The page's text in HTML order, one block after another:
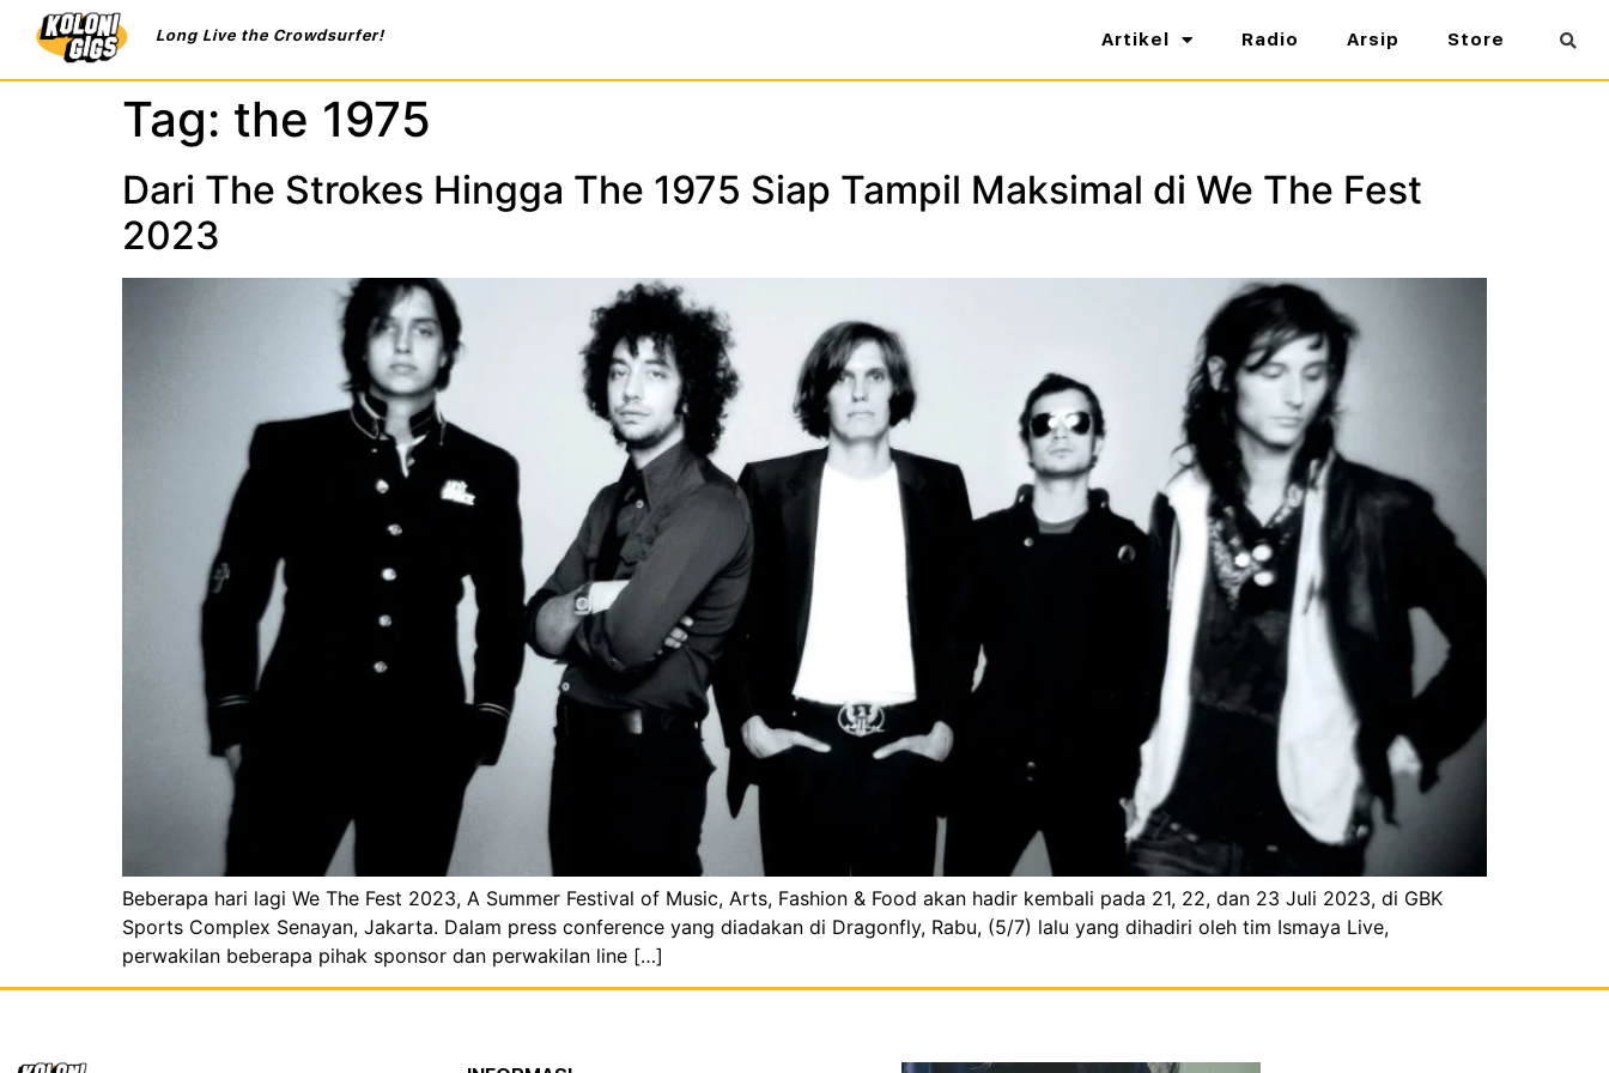
Long Live the Crowdsurfer! Artikel Radio Arsip Store
Tag: the 1975
Dari The Strokes Hingga The 1975 Siap Tampil Maksimal di We The Fest
2023
Beberapa hari lagi We The Fest 2023, A Summer Festival of Music, Arts, Fashion & Food akan hadir kembali pada 21, 22, dan 23 Juli 2023, di GBK
Sports Complex Senayan, Jakarta. Dalam press conference yang diadakan di Dragonfly, Rabu, (5/7) lalu yang dihadiri oleh tim Ismaya Live,
perwakilan beberapa pihak sponsor dan perwakilan line […]